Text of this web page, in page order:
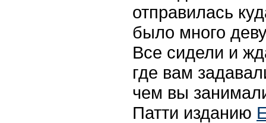
отправилась
было много
Все сидели и
где вам
чем вы
Патти изданию